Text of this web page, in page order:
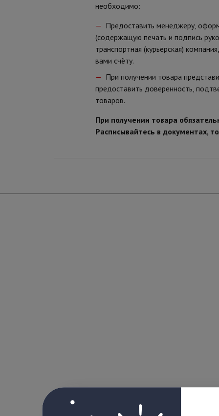
необходимо:
Предоставить менеджеру,
(содержащую печать и подпись
транспортная (курьерская)
вами счёту.
При получении товара
предоставить доверенность,
товаров.
При получении товара
Расписывайтесь в документах,